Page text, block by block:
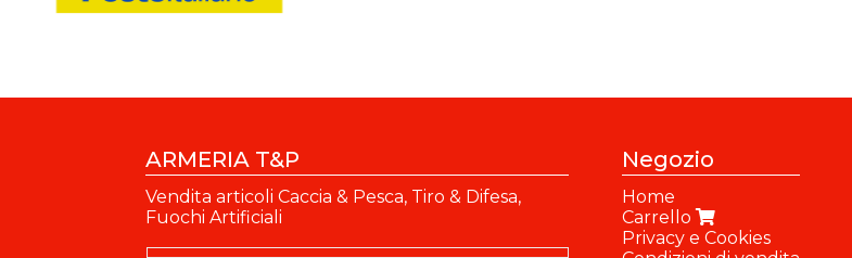
ARMERIA T&P
Vendita articoli Caccia & Pesca, Tiro & Difesa,
Fuochi Artificiali
Negozio
Home
Carrello
Privacy e Cookies